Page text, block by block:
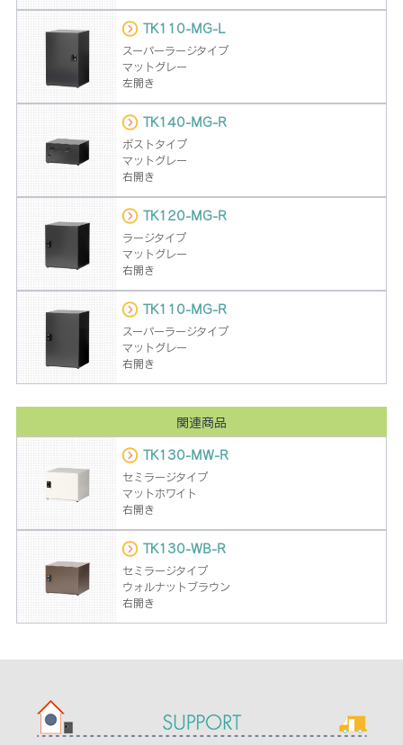
TK110-MG-L
スーパーラージタイプ
マットグレー
左開き
TK140-MG-R
ポストタイプ
マットグレー
右開き
TK120-MG-R
ラージタイプ
マットグレー
右開き
TK110-MG-R
スーパーラージタイプ
マットグレー
右開き
関連商品
TK130-MW-R
セミラージタイプ
マットホワイト
右開き
TK130-WB-R
セミラージタイプ
ウォルナットブラウン
右開き